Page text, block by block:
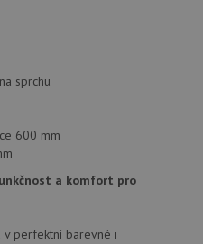
sprchu
600 mm
a komfort pro
perfektní barevné i